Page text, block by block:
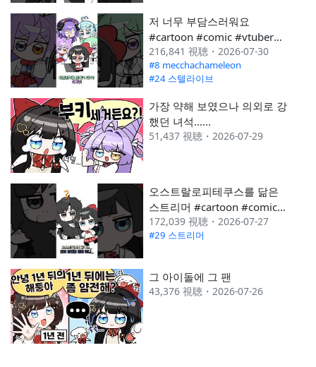
저 너무 부담스러워요
#cartoon #comic #vtuber
#shorts
216,841 視聴・2026-07-30
#8 mecchachameleon
#24 스텔라이브
가장 약해 보였으나 의외로 강
했던 녀석......
51,437 視聴・2026-07-29
오스트랄로피테쿠스를 닮은
스트리머 #cartoon #comic
#vtuber #shorts
172,039 視聴・2026-07-27
#29 스트리머
그 아이돌에 그 팬
43,376 視聴・2026-07-26